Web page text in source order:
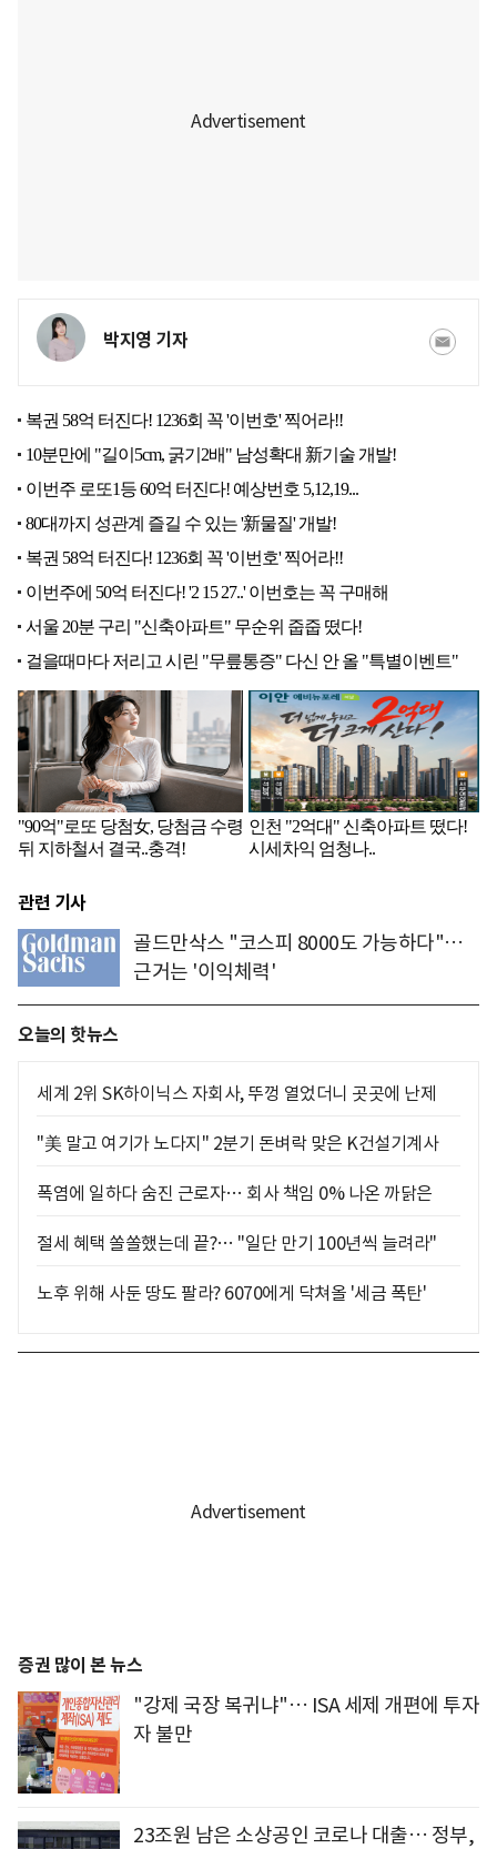
박지영 기자
관련 기사
골드만삭스 "코스피 8000도 가능하다"…
근거는 '이익체력'
오늘의 핫뉴스
세계 2위 SK하이닉스 자회사, 뚜껑 열었더니 곳곳에 난제
"美 말고 여기가 노다지" 2분기 돈벼락 맞은 K건설기계사
폭염에 일하다 숨진 근로자… 회사 책임 0% 나온 까닭은
절세 혜택 쏠쏠했는데 끝?… "일단 만기 100년씩 늘려라"
노후 위해 사둔 땅도 팔라? 6070에게 닥쳐올 '세금 폭탄'
증권 많이 본 뉴스
"강제 국장 복귀냐"… ISA 세제 개편에 투자
자 불만
23조원 남은 소상공인 코로나 대출… 정부,